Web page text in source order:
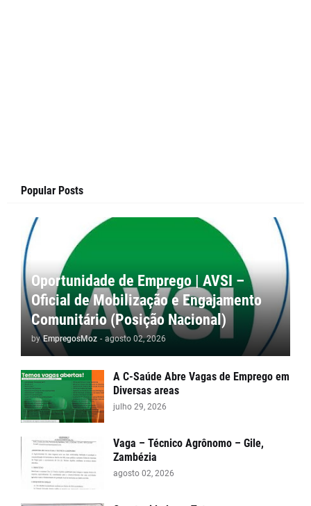
Popular Posts
Oportunidade de Emprego | AVSI –
Oficial de Mobilização e Engajamento
Comunitário (Posição Nacional)
by EmpregosMoz - agosto 02, 2026
A C-Saúde Abre Vagas de Emprego em
Diversas areas
julho 29, 2026
Vaga – Técnico Agrônomo – Gile,
Zambézia
agosto 02, 2026